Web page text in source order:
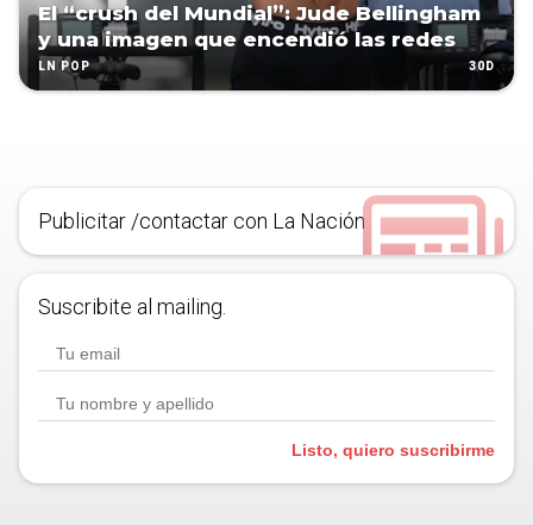
El “crush del Mundial”: Jude Bellingham
y una imagen que encendió las redes
LN POP 30D
Publicitar /contactar con La Nación
Suscribite al mailing.
Listo, quiero suscribirme